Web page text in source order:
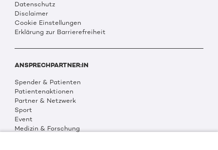
Datenschutz
Disclaimer
Cookie Einstellungen
Erklärung zur Barrierefreiheit
ANSPRECHPARTNER:IN
Spender & Patienten
Patientenaktionen
Partner & Netzwerk
Sport
Event
Medizin & Forschung